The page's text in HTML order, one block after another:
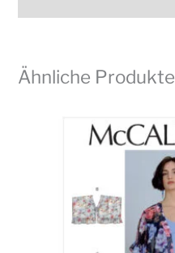
Ähnliche Produkte